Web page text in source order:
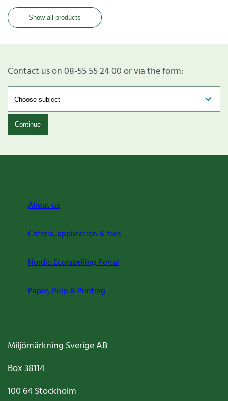
Show all products
Contact us on 08-55 55 24 00 or via the form:
Continue
About us
Criteria, application & fees
Nordic Ecolabelling Portal
Paper, Pulp & Printing
Miljömärkning Sverige AB
Box38114
100 64Stockholm